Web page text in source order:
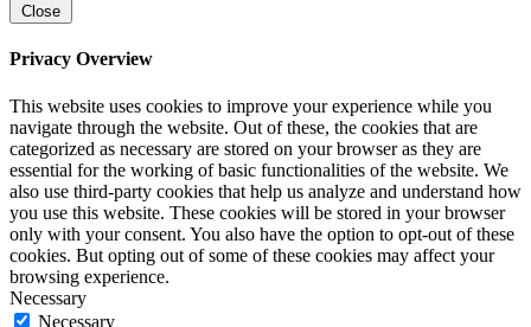
Close
Privacy Overview
This website uses cookies to improve your experience while you
navigate through the website. Out of these, the cookies that are
categorized as necessary are stored on your browser as they are
essential for the working of basic functionalities of the website. We
also use third-party cookies that help us analyze and understand how
you use this website. These cookies will be stored in your browser
only with your consent. You also have the option to opt-out of these
cookies. But opting out of some of these cookies may affect your
browsing experience.
Necessary
Necessary